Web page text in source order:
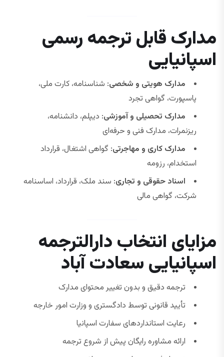
مدارک قابل ترجمه رسمی
اسپانیایی
مدارک هویتی و شخصی: شناسنامه، کارت ملی،
پاسپورت، گواهی تجرد
مدارک تحصیلی و آموزشی: دیپلم، دانشنامه،
ریزنمرات، مدارک فنی و حرفه‌ای
مدارک کاری و مهاجرتی: گواهی اشتغال، قرارداد
استخدام، رزومه
اسناد حقوقی و تجاری: سند ملک، قرارداد، اساسنامه
شرکت، گواهی مالی
مزایای انتخاب دارالترجمه
اسپانیایی سعادت آباد
ترجمه دقیق و بدون تغییر محتوای مدارک
تأیید قانونی توسط دادگستری و وزارت امور خارجه
رعایت استانداردهای سفارت اسپانیا
ارائه مشاوره رایگان پیش از شروع ترجمه